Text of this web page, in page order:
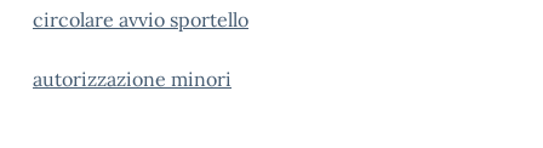
circolare avvio sportello
autorizzazione minori